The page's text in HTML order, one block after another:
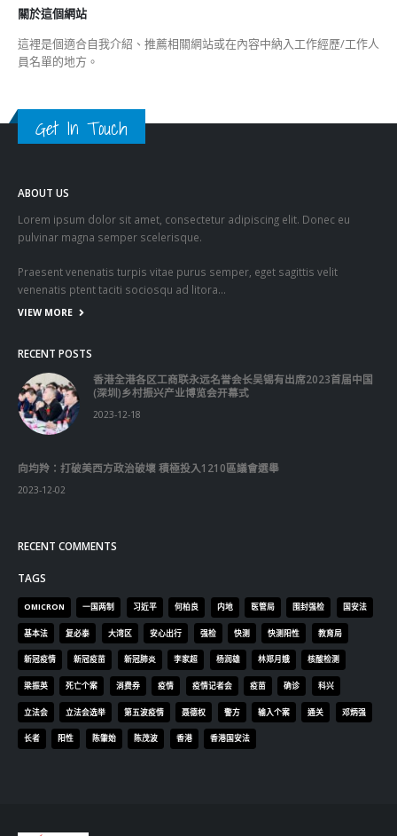
關於這個網站
這裡是個適合自我介紹、推薦相關網站或在內容中納入工作經歷/工作人
員名單的地方。
Get In Touch
ABOUT US
Lorem ipsum dolor sit amet, consectetur adipiscing elit. Donec eu
pulvinar magna semper scelerisque.
Praesent venenatis turpis vitae purus semper, eget sagittis velit
venenatis ptent taciti sociosqu ad litora…
VIEW MORE
RECENT POSTS
香港全港各区工商联永远名誉会长吴锡有出席2023首届中国
(深圳)乡村振兴产业博览会开幕式
2023-12-18
向均羚：打破美西方政治破壞 積極投入1210區議會選舉
2023-12-02
RECENT COMMENTS
TAGS
OMICRON 一国两制 习近平 何柏良 内地 医管局 围封强检 国安法
基本法 复必泰 大湾区 安心出行 强检 快测 快测阳性 教育局
新冠疫情 新冠疫苗 新冠肺炎 李家超 杨润雄 林郑月娥 核酸检测
梁振英 死亡个案 消费券 疫情 疫情记者会 疫苗 确诊 科兴
立法会 立法会选举 第五波疫情 聂德权 警方 输入个案 通关 邓炳强
长者 阳性 陈肇始 陈茂波 香港 香港国安法